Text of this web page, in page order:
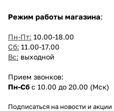
Режим работы магазина:
Пн-Пт: 10.00-18.00
Сб: 11.00-17.00
Вс: выходной
Прием звонков:
Пн-Сб с 10.00 до 20.00 (Мск)
Подписаться на новости и акции